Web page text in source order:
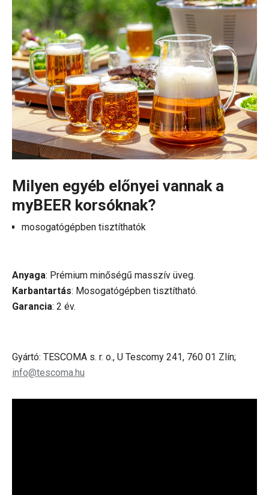
Milyen egyéb előnyei vannak a
myBEER korsóknak?
mosogatógépben tisztíthatók
Anyaga: Prémium minőségű masszív üveg.
Karbantartás: Mosogatógépben tisztítható.
Garancia: 2 év.
Gyártó: TESCOMA s. r. o., U Tescomy 241, 760 01 Zlín;
info@tescoma.hu